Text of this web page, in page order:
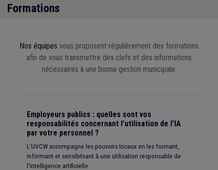
Formations
Nos équipes vous proposent régulièrement des formations
afin de vous transmettre des clefs et des informations
nécessaires à une bonne gestion municipale.
Employeurs publics : quelles sont vos
responsabilités concernant l’utilisation de l’IA
par votre personnel ?
L'UVCW accompagne les pouvoirs locaux en les formant,
informant et sensibilsant à une utilisation responsable de
l'intelligence artificielle.